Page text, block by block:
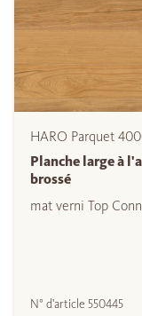
HARO Parquet
Planche large à
brossé
mat verni Top
N° d'article 550445